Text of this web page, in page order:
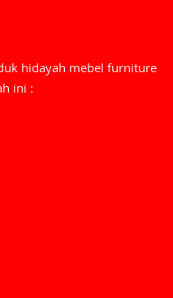
hidayah mebel furniture
ini :